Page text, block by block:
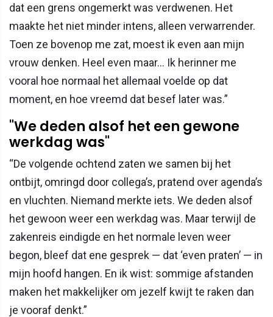
dat een grens ongemerkt was verdwenen. Het
maakte het niet minder intens, alleen verwarrender.
Toen ze bovenop me zat, moest ik even aan mijn
vrouw denken. Heel even maar… Ik herinner me
vooral hoe normaal het allemaal voelde op dat
moment, en hoe vreemd dat besef later was.”
"We deden alsof het een gewone
werkdag was"
“De volgende ochtend zaten we samen bij het
ontbijt, omringd door collega’s, pratend over agenda’s
en vluchten. Niemand merkte iets. We deden alsof
het gewoon weer een werkdag was. Maar terwijl de
zakenreis eindigde en het normale leven weer
begon, bleef dat ene gesprek — dat ‘even praten’ — in
mijn hoofd hangen. En ik wist: sommige afstanden
maken het makkelijker om jezelf kwijt te raken dan
je vooraf denkt.”